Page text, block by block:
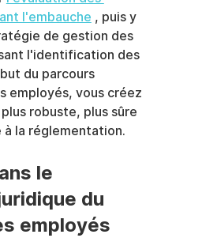
l'embauche , puis y
de gestion des
l'identification des
du parcours
employés, vous créez
robuste, plus sûre
la réglementation.
le
du
employés